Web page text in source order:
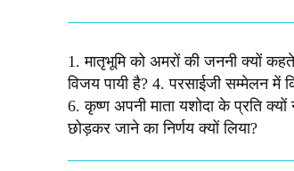
1. मातृभूमि को अमरों की जननी क्यों
विजय पायी है? 4. परसाईजी सम्मेलन में
6. कृष्ण अपनी माता यशोदा के प्रति
छोड़कर जाने का निर्णय क्यों लिया?​